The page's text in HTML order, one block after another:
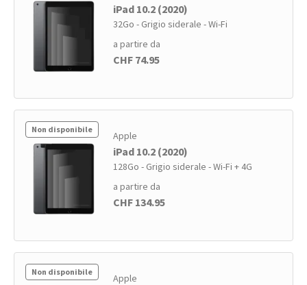
iPad 10.2 (2020)
32Go - Grigio siderale - Wi-Fi
a partire da
CHF 74.95
Non disponibile Apple
iPad 10.2 (2020)
128Go - Grigio siderale - Wi-Fi + 4G
a partire da
CHF 134.95
Non disponibile Apple